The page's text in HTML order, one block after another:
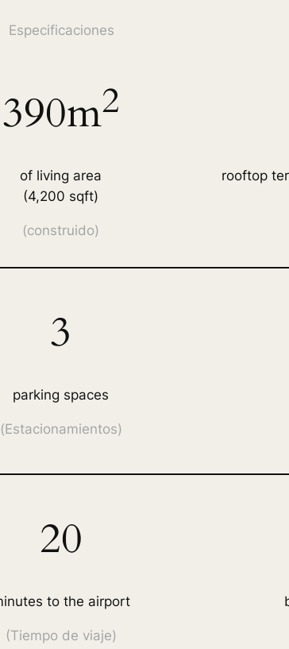
Especificaciones
390m2
of living area
(4,200 sqft)
(construido)
rooftop
3
parking spaces
(Estacionamientos)
20
to the airport
(Tiempo de viaje)